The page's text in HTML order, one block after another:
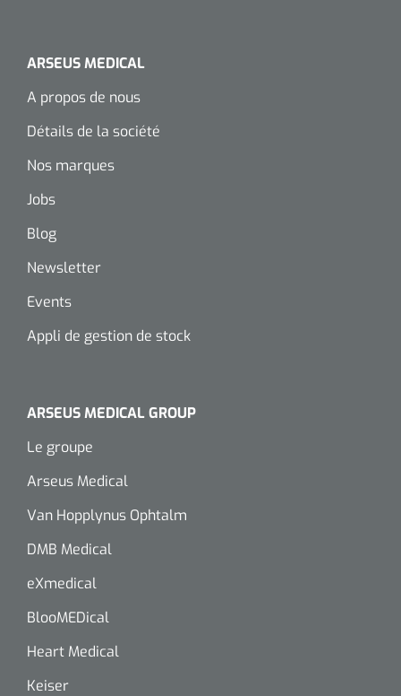
ARSEUS MEDICAL
A propos de nous
Détails de la société
Nos marques
Jobs
Blog
Newsletter
Events
Appli de gestion de stock
ARSEUS MEDICAL GROUP
Le groupe
Arseus Medical
Van Hopplynus Ophtalm
DMB Medical
eXmedical
BlooMEDical
Heart Medical
Keiser